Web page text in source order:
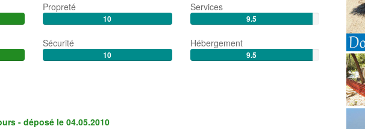
Propreté
10
Sécurité
10
Services
9.5
Hébergement
9.5
- déposé le 04.05.2010